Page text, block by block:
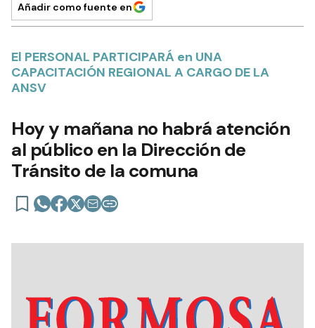
Añadir como fuente en
El PERSONAL PARTICIPARÁ en UNA
CAPACITACIÓN REGIONAL A CARGO DE LA
ANSV
Hoy y mañana no habrá atención
al público en la Dirección de
Tránsito de la comuna